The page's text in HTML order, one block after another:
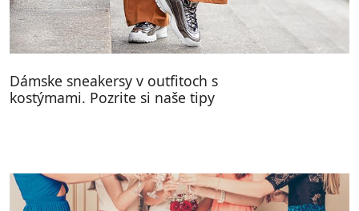
Dámske sneakersy v outfitoch s
kostýmami. Pozrite si naše tipy